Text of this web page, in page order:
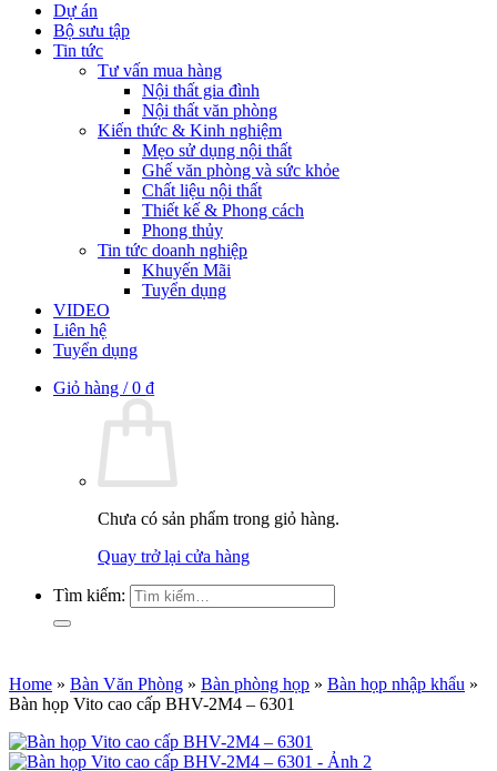
Dự án
Bộ sưu tập
Tin tức
Tư vấn mua hàng
Nội thất gia đình
Nội thất văn phòng
Kiến thức & Kinh nghiệm
Mẹo sử dụng nội thất
Ghế văn phòng và sức khỏe
Chất liệu nội thất
Thiết kế & Phong cách
Phong thủy
Tin tức doanh nghiệp
Khuyến Mãi
Tuyển dụng
VIDEO
Liên hệ
Tuyển dụng
Giỏ hàng /0 ₫
Chưa có sản phẩm trong giỏ hàng.
Quay trở lại cửa hàng
Tìm kiếm:
Home » Bàn Văn Phòng » Bàn phòng họp » Bàn họp nhập khẩu »
Bàn họp Vito cao cấp BHV-2M4 – 6301